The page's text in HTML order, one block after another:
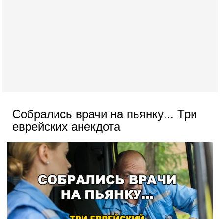
Собрались врачи на пьянку... Три
еврейских анекдота